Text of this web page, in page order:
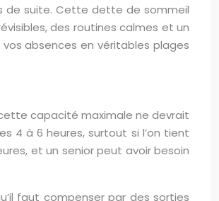
de suite. Cette dette de sommeil
des routines calmes et un
absences en véritables plages
capacité maximale ne devrait
4 à 6 heures, surtout si l’on tient
et un senior peut avoir besoin
faut compenser par des sorties